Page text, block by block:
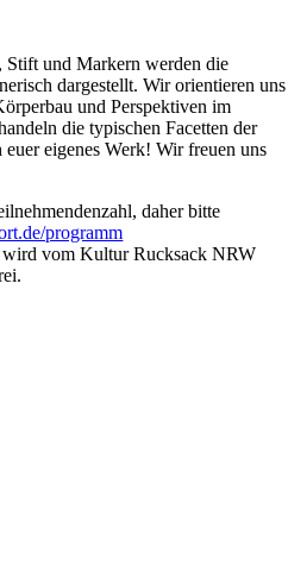
und Markern werden die
dargestellt. Wir orientieren uns
und Perspektiven im
die typischen Facetten der
eigenes Werk! Wir freuen uns
daher bitte
programm
vom Kultur Rucksack NRW